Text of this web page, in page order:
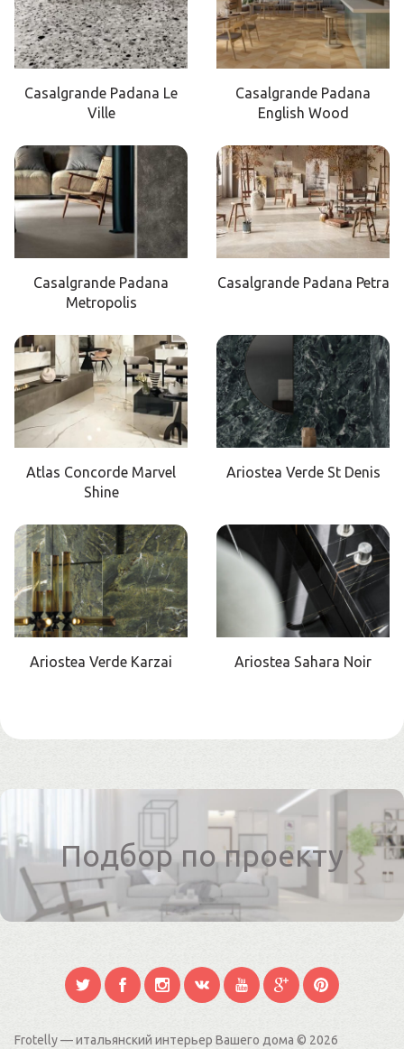
Casalgrande Padana Le
Ville
Casalgrande Padana
English Wood
Casalgrande Padana
Metropolis
Casalgrande Padana Petra
Atlas Concorde Marvel
Shine
Ariostea Verde St Denis
Ariostea Verde Karzai Ariostea Sahara Noir
Подбор по проекту
Frotelly — итальянский интерьер Вашего дома © 2026